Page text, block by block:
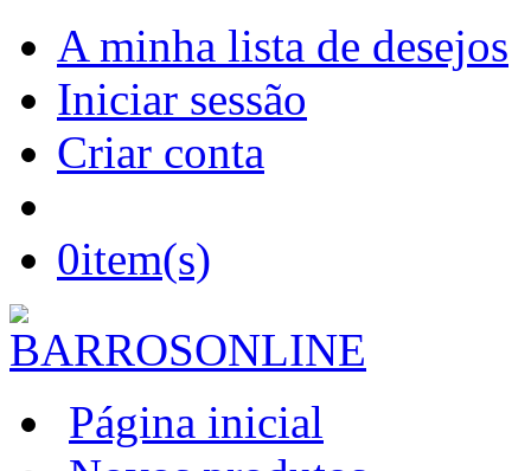
A minha lista de desejos
Iniciar sessão
Criar conta
0item(s)
Página inicial